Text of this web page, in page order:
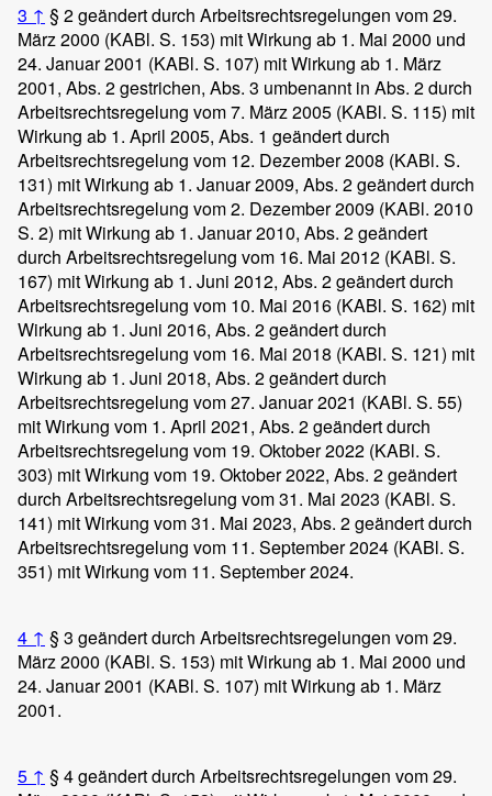
3 ↑ § 2 geändert durch Arbeitsrechtsregelungen vom 29.
März 2000 (KABl. S. 153) mit Wirkung ab 1. Mai 2000 und
24. Januar 2001 (KABl. S. 107) mit Wirkung ab 1. März
2001, Abs. 2 gestrichen, Abs. 3 umbenannt in Abs. 2 durch
Arbeitsrechtsregelung vom 7. März 2005 (KABl. S. 115) mit
Wirkung ab 1. April 2005, Abs. 1 geändert durch
Arbeitsrechtsregelung vom 12. Dezember 2008 (KABl. S.
131) mit Wirkung ab 1. Januar 2009, Abs. 2 geändert durch
Arbeitsrechtsregelung vom 2. Dezember 2009 (KABl. 2010
S. 2) mit Wirkung ab 1. Januar 2010, Abs. 2 geändert
durch Arbeitsrechtsregelung vom 16. Mai 2012 (KABl. S.
167) mit Wirkung ab 1. Juni 2012, Abs. 2 geändert durch
Arbeitsrechtsregelung vom 10. Mai 2016 (KABl. S. 162) mit
Wirkung ab 1. Juni 2016, Abs. 2 geändert durch
Arbeitsrechtsregelung vom 16. Mai 2018 (KABl. S. 121) mit
Wirkung ab 1. Juni 2018, Abs. 2 geändert durch
Arbeitsrechtsregelung vom 27. Januar 2021 (KABl. S. 55)
mit Wirkung vom 1. April 2021, Abs. 2 geändert durch
Arbeitsrechtsregelung vom 19. Oktober 2022 (KABl. S.
303) mit Wirkung vom 19. Oktober 2022, Abs. 2 geändert
durch Arbeitsrechtsregelung vom 31. Mai 2023 (KABl. S.
141) mit Wirkung vom 31. Mai 2023, Abs. 2 geändert durch
Arbeitsrechtsregelung vom 11. September 2024 (KABl. S.
351) mit Wirkung vom 11. September 2024.
4 ↑ § 3 geändert durch Arbeitsrechtsregelungen vom 29.
März 2000 (KABl. S. 153) mit Wirkung ab 1. Mai 2000 und
24. Januar 2001 (KABl. S. 107) mit Wirkung ab 1. März
2001.
5 ↑ § 4 geändert durch Arbeitsrechtsregelungen vom 29.